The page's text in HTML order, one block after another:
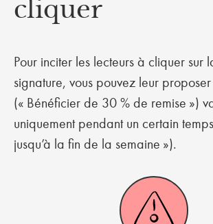
cliquer
Pour inciter les lecteurs à cliquer sur
signature, vous pouvez leur
(« Bénéficier de 30 % de remise »)
uniquement pendant un certain
jusqu’à la fin de la semaine »).